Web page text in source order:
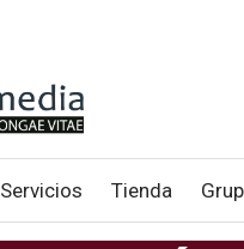
Servicios Tienda